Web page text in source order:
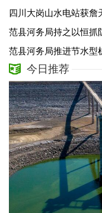
四川大岗山水电站获詹
范县河务局持之以恒抓
今日推荐